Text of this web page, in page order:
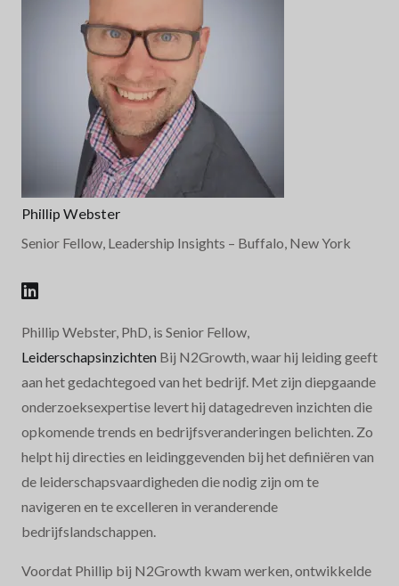
Phillip Webster
Senior Fellow, Leadership Insights – Buffalo, New York
Phillip Webster, PhD, is Senior Fellow,
Leiderschapsinzichten Bij N2Growth, waar hij leiding geeft
aan het gedachtegoed van het bedrijf. Met zijn diepgaande
onderzoeksexpertise levert hij datagedreven inzichten die
opkomende trends en bedrijfsveranderingen belichten. Zo
helpt hij directies en leidinggevenden bij het definiëren van
de leiderschapsvaardigheden die nodig zijn om te
navigeren en te excelleren in veranderende
bedrijfslandschappen.
Voordat Phillip bij N2Growth kwam werken, ontwikkelde